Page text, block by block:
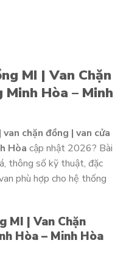
MI | Van Chặn
Hòa – Minh
chặn đồng | van cửa
Hòa cập nhật 2026? Bài
thông số kỹ thuật, đặc
phù hợp cho hệ thống
MI | Van Chặn
Hòa – Minh Hòa